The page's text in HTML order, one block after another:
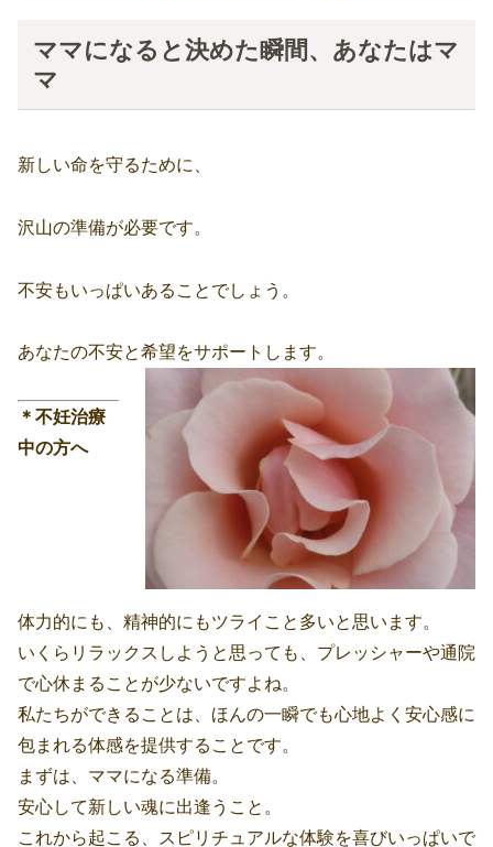
ママになると決めた瞬間、あなたはマ
マ
新しい命を守るために、
沢山の準備が必要です。
不安もいっぱいあることでしょう。
あなたの不安と希望をサポートします。
＊不妊治療
中の方へ
体力的にも、精神的にもツライこと多いと思います。
いくらリラックスしようと思っても、プレッシャーや通院
で心休まることが少ないですよね。
私たちができることは、ほんの一瞬でも心地よく安心感に
包まれる体感を提供することです。
まずは、ママになる準備。
安心して新しい魂に出逢うこと。
これから起こる、スピリチュアルな体験を喜びいっぱいで